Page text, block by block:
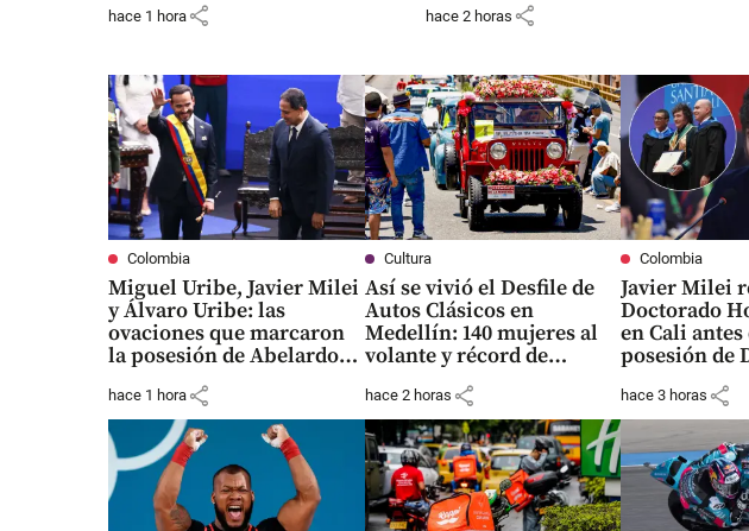
hace 1 hora share hace 2 horas share
Colombia
Miguel Uribe, Javier Milei
y Álvaro Uribe: las
ovaciones que marcaron
la posesión de Abelardo
de la Espriella
hace 1 hora share
Cultura
Así se vivió el Desfile de
Autos Clásicos en
Medellín: 140 mujeres al
volante y récord de
hace 2 horas share
Colombia
Javier Milei
Doctorado
en Cali antes
posesión de
hace 3 horas share